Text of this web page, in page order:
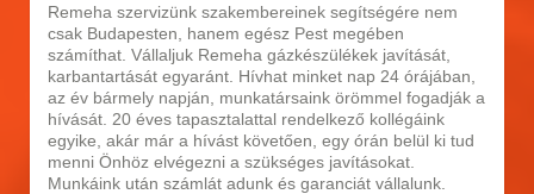
Remeha szervizünk szakembereinek segítségére nem
csak Budapesten, hanem egész Pest megében
számíthat. Vállaljuk Remeha gázkészülékek javítását,
karbantartását egyaránt. Hívhat minket nap 24 órájában,
az év bármely napján, munkatársaink örömmel fogadják a
hívását. 20 éves tapasztalattal rendelkező kollégáink
egyike, akár már a hívást követően, egy órán belül ki tud
menni Önhöz elvégezni a szükséges javításokat.
Munkáink után számlát adunk és garanciát vállalunk.